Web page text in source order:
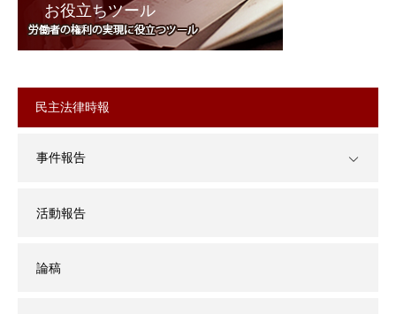
お役立ちツール
民主法律時報
事件報告
活動報告
論稿